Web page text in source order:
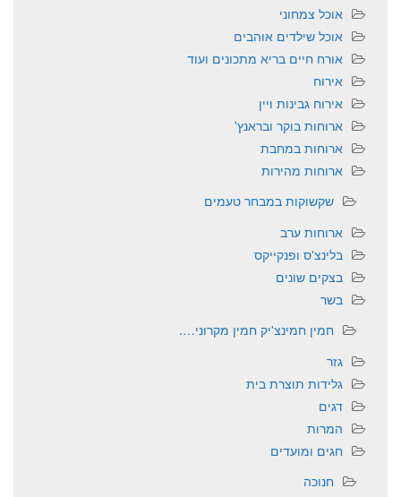
אוכל צמחוני
אוכל שילדים אוהבים
אורח חיים בריא מתכונים ועוד
אירוח
אירוח גבינות ויין
ארוחות בוקר ובראנץ'
ארוחות במחבת
ארוחות מהירות
שקשוקות במבחר טעמים
ארוחות ערב
בלינצ'ס ופנקייקס
בצקים שונים
בשר
חמין חמינצ'יק חמין מקרוני….
גזר
גלידות תוצרת בית
דגים
המרות
חגים ומועדים
חנוכה